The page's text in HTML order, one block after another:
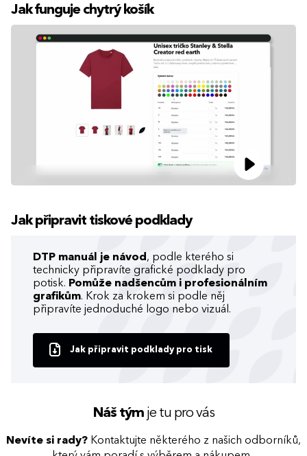
Jak funguje chytrý košík
Jak připravit tiskové podklady
DTP manuál je návod , podle kterého si
technicky připravíte grafické podklady pro
potisk. Pomůže nadšencům i profesionálním
grafikům. Krok za krokem si podle něj
připravíte jednoduché logo nebo vizuál.
Jak připravit podklady pro tisk
Náš týmje tu pro vás
Nevíte si rady? Kontaktujte některého z našich odborníků,